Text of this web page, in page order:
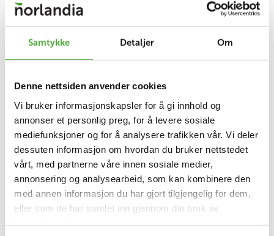
Samtykke Detaljer Om
Denne nettsiden anvender cookies
Vi bruker informasjonskapsler for å gi innhold og
annonser et personlig preg, for å levere sosiale
mediefunksjoner og for å analysere trafikken vår. Vi deler
dessuten informasjon om hvordan du bruker nettstedet
vårt, med partnerne våre innen sosiale medier,
annonsering og analysearbeid, som kan kombinere den
med annen informasjon du har gjort tilgjengelig for dem,
eller som de har samlet inn gjennom din bruk av
Norlandia Care AS
Treklang
Treklang består av Oksenøya barnehage, Oksenøya
skole og en flerbrukshall, i tillegg til Oksenøya